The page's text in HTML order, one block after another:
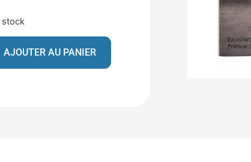
stock
AJOUTER AU PANIER